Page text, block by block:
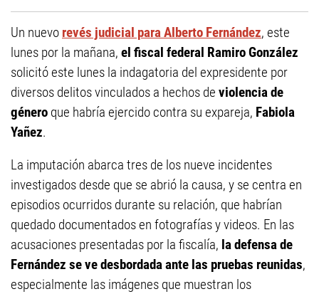
Un nuevo revés judicial para Alberto Fernández, este
lunes por la mañana, el fiscal federal Ramiro González
solicitó este lunes la indagatoria del expresidente por
diversos delitos vinculados a hechos de violencia de
género que habría ejercido contra su expareja, Fabiola
Yañez.
La imputación abarca tres de los nueve incidentes
investigados desde que se abrió la causa, y se centra en
episodios ocurridos durante su relación, que habrían
quedado documentados en fotografías y videos. En las
acusaciones presentadas por la fiscalía, la defensa de
Fernández se ve desbordada ante las pruebas reunidas,
especialmente las imágenes que muestran los